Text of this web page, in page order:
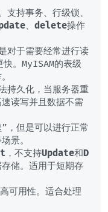
支持事务、行级锁、
、 delete操作
对于需要经常进行读
。MyISAM的表级
持久化，当服务器重
读写并且数据不需
，但是可以进行正常
景。
，不支持Update和D
储。适用于短期存
可用性。适合处理